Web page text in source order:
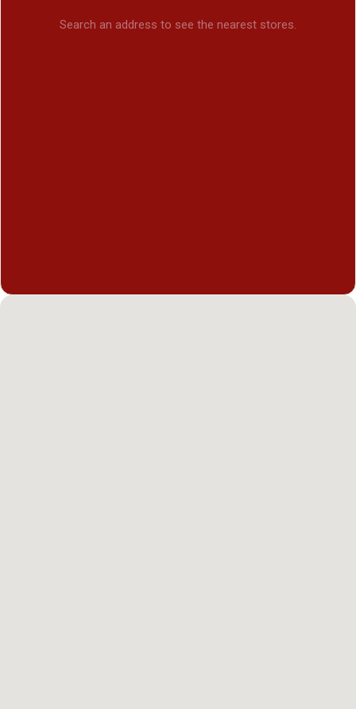
Search an address to see the nearest stores.